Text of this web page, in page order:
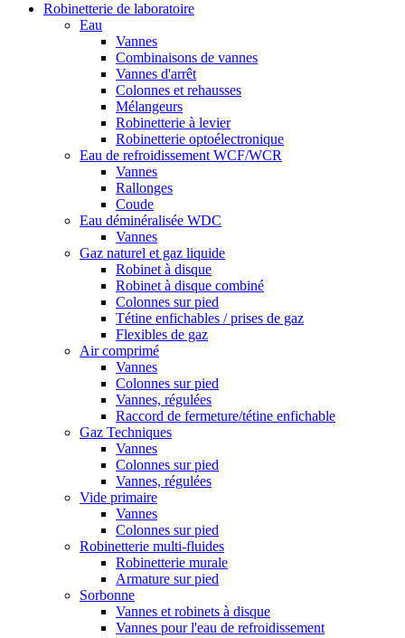
Robinetterie de laboratoire
Eau
Vannes
Combinaisons de vannes
Vannes d'arrêt
Colonnes et rehausses
Mélangeurs
Robinetterie à levier
Robinetterie optoélectronique
Eau de refroidissement WCF/WCR
Vannes
Rallonges
Coude
Eau déminéralisée WDC
Vannes
Gaz naturel et gaz liquide
Robinet à disque
Robinet à disque combiné
Colonnes sur pied
Tétine enfichables / prises de gaz
Flexibles de gaz
Air comprimé
Vannes
Colonnes sur pied
Vannes, régulées
Raccord de fermeture/tétine enfichable
Gaz Techniques
Vannes
Colonnes sur pied
Vannes, régulées
Vide primaire
Vannes
Colonnes sur pied
Robinetterie multi-fluides
Robinetterie murale
Armature sur pied
Sorbonne
Vannes et robinets à disque
Vannes pour l'eau de refroidissement